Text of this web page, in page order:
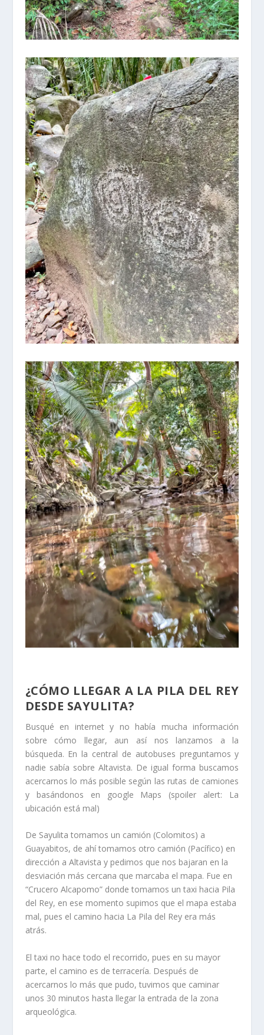
¿CÓMO LLEGAR A LA PILA DEL REY
DESDE SAYULITA?
Busqué en internet y no había mucha información
sobre cómo llegar, aun así nos lanzamos a la
búsqueda. En la central de autobuses preguntamos y
nadie sabía sobre Altavista. De igual forma buscamos
acercarnos lo más posible según las rutas de camiones
y basándonos en google Maps (spoiler alert: La
ubicación está mal)
De Sayulita tomamos un camión (Colomitos) a
Guayabitos, de ahí tomamos otro camión (Pacífico) en
dirección a Altavista y pedimos que nos bajaran en la
desviación más cercana que marcaba el mapa. Fue en
“Crucero Alcapomo” donde tomamos un taxi hacia Pila
del Rey, en ese momento supimos que el mapa estaba
mal, pues el camino hacia La Pila del Rey era más
atrás.
El taxi no hace todo el recorrido, pues en su mayor
parte, el camino es de terracería. Después de
acercarnos lo más que pudo, tuvimos que caminar
unos 30 minutos hasta llegar la entrada de la zona
arqueológica.